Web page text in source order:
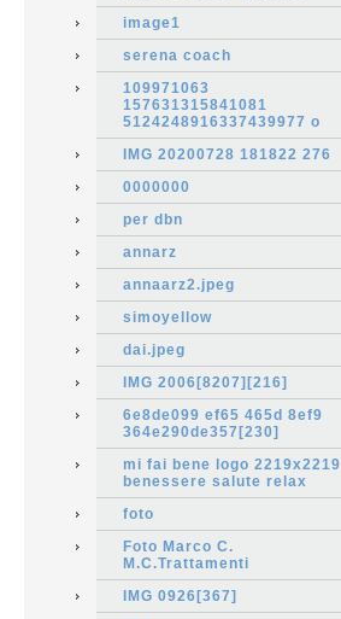
image1
serena coach
109971063
157631315841081
5124248916337439977 o
IMG 20200728 181822 276
0000000
per dbn
annarz
annaarz2.jpeg
simoyellow
dai.jpeg
IMG 2006[8207][216]
6e8de099 ef65 465d 8ef9
364e290de357[230]
mi fai bene logo 2219x2219
benessere salute relax
foto
Foto Marco C.
M.C.Trattamenti
IMG 0926[367]